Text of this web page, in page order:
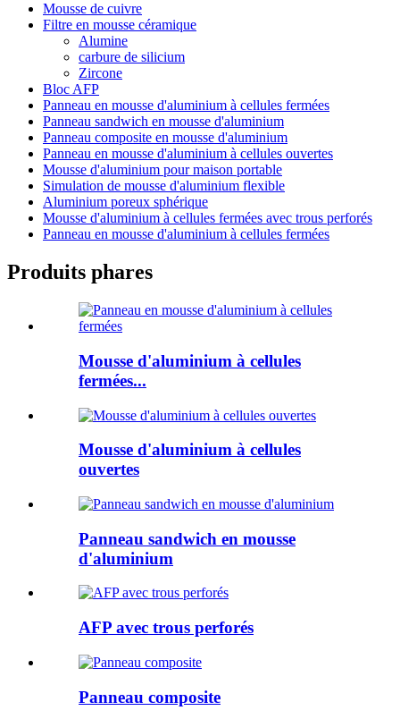
Mousse de cuivre
Filtre en mousse céramique
Alumine
carbure de silicium
Zircone
Bloc AFP
Panneau en mousse d'aluminium à cellules fermées
Panneau sandwich en mousse d'aluminium
Panneau composite en mousse d'aluminium
Panneau en mousse d'aluminium à cellules ouvertes
Mousse d'aluminium pour maison portable
Simulation de mousse d'aluminium flexible
Aluminium poreux sphérique
Mousse d'aluminium à cellules fermées avec trous perforés
Panneau en mousse d'aluminium à cellules fermées
Produits phares
Mousse d'aluminium à cellules
fermées...
Mousse d'aluminium à cellules
ouvertes
Panneau sandwich en mousse
d'aluminium
AFP avec trous perforés
Panneau composite